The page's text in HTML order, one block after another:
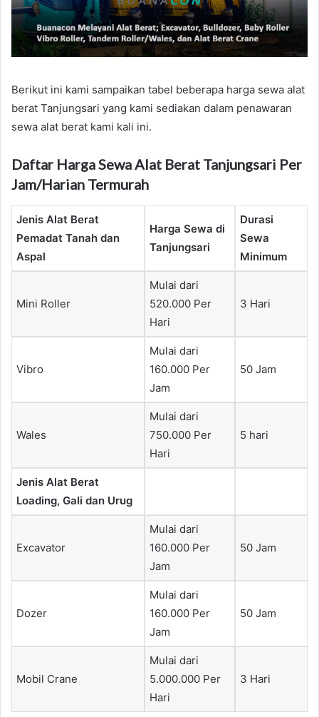
Berikut ini kami sampaikan tabel beberapa harga sewa alat
berat Tanjungsari yang kami sediakan dalam penawaran
sewa alat berat kami kali ini.
Daftar Harga Sewa Alat Berat Tanjungsari Per
Jam/Harian Termurah
Jenis Alat Berat
Pemadat Tanah dan
Aspal
Harga Sewa di
Tanjungsari
Durasi
Sewa
Minimum
Mini Roller
Mulai dari
520.000 Per
Hari
3 Hari
Vibro
Mulai dari
160.000 Per
Jam
50 Jam
Wales
Mulai dari
750.000 Per
Hari
5 hari
Jenis Alat Berat
Loading, Gali dan Urug
Excavator
Mulai dari
160.000 Per
Jam
50 Jam
Dozer
Mulai dari
160.000 Per
Jam
50 Jam
Mobil Crane
Mulai dari
5.000.000 Per
Hari
3 Hari